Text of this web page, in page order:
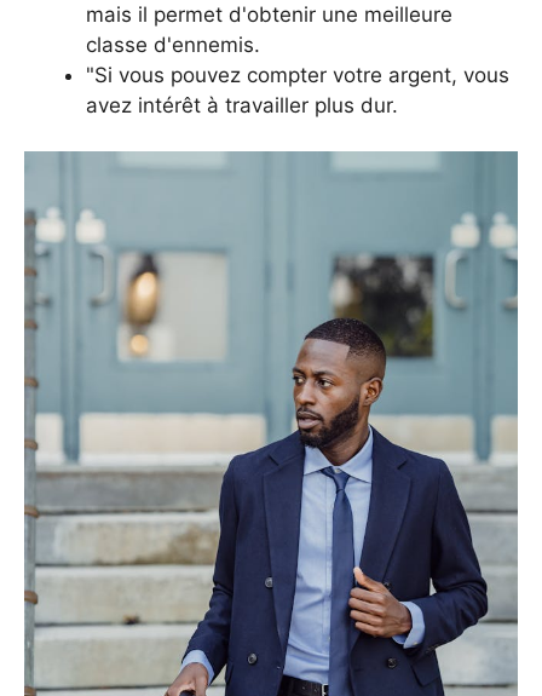
mais il permet d'obtenir une meilleure
classe d'ennemis.
"Si vous pouvez compter votre argent, vous
avez intérêt à travailler plus dur.